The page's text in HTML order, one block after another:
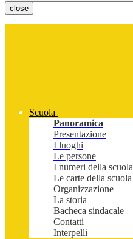
close
Scuola
Panoramica
Presentazione
I luoghi
Le persone
I numeri della scuola
Le carte della scuola
Organizzazione
La storia
Bacheca sindacale
Contatti
Interpelli